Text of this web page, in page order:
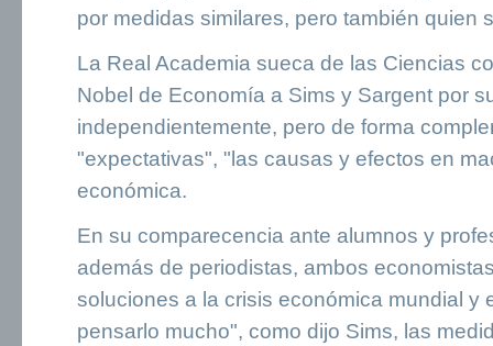
por medidas similares, pero también quien
La Real Academia sueca de las Ciencias
Nobel de Economía a Sims y Sargent por
independientemente, pero de forma
"expectativas", "las causas y efectos en
económica.
En su comparecencia ante alumnos y
además de periodistas, ambos
soluciones a la crisis económica mundial y
pensarlo mucho", como dijo Sims, las